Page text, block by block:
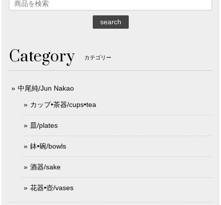
search
Category カテゴリー
中尾純/Jun Nakao
カップ•茶器/cups•tea
皿/plates
鉢•碗/bowls
酒器/sake
花器•壺/vases